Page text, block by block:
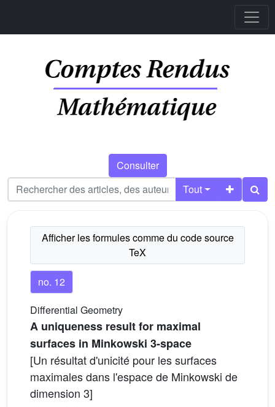
Consulter
Tout
no. 12
Differential Geometry
A uniqueness result for maximal
surfaces in Minkowski 3-space
[Un résultat d'unicité pour les surfaces
maximales dans l'espace de Minkowski de
dimension 3]